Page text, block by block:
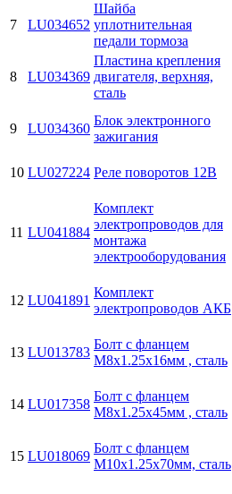
7 LU034652
Шайба
уплотнительная
педали тормоза
8 LU034369
Пластина крепления
двигателя, верхняя,
сталь
9 LU034360
Блок электронного
зажигания
10 LU027224 Реле поворотов 12В
11 LU041884
Комплект
электропроводов для
монтажа
электрооборудования
12 LU041891
Комплект
электропроводов АКБ
13 LU013783
Болт с фланцем
M8х1.25х16мм , сталь
14 LU017358
Болт с фланцем
M8х1.25х45мм , сталь
15 LU018069
Болт с фланцем
M10х1.25х70мм, сталь